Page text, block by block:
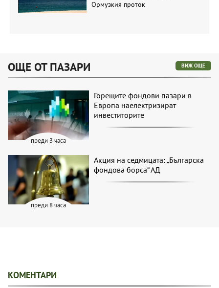
Ормузкия проток
ОЩЕ ОТ ПАЗАРИ ВИЖ ОЩЕ
преди 3 часа
Горещите фондови пазари в
Европа наелектризират
инвеститорите
преди 8 часа
Акция на седмицата: „Българска
фондова борса“ АД
КОМЕНТАРИ